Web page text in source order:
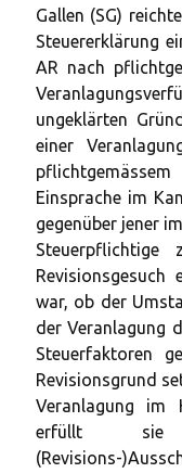
Gallen (SG)
Steuererklärung
AR nach
ungeklärten
einer
Einsprache im
gegenüber jener
war, ob der
der Veranlagung
Steuerfaktoren
Revisionsgrund
Veranlagung im
erfüllt
(Revisions-